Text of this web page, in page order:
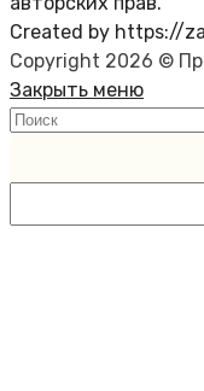
Created by https://
Copyright 2026 ©
Закрыть меню